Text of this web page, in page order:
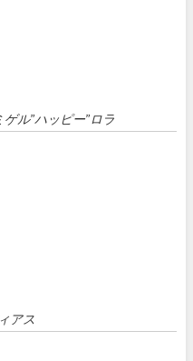
ル”ハッピー”ロラ
アス